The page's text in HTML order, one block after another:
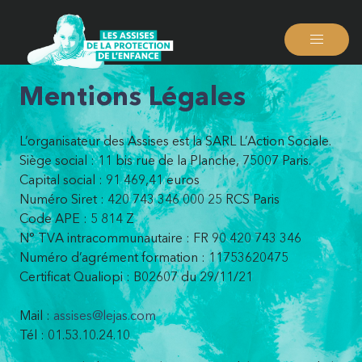
Mentions Légales
L’organisateur des Assises est la SARL L’Action Sociale.
Siège social : 11 bis rue de la Planche, 75007 Paris.
Capital social : 91 469,41 euros
Numéro Siret : 420 743 346 000 25 RCS Paris
Code APE : 5 814 Z
N° TVA intracommunautaire : FR 90 420 743 346
Numéro d’agrément formation : 11753620475
Certificat Qualiopi : B02607 du 29/11/21
Mail : assises@lejas.com
Tél : 01.53.10.24.10